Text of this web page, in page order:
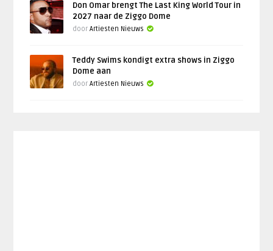
Don Omar brengt The Last King World Tour in
2027 naar de Ziggo Dome
doorArtiesten Nieuws
Teddy Swims kondigt extra shows in Ziggo
Dome aan
doorArtiesten Nieuws